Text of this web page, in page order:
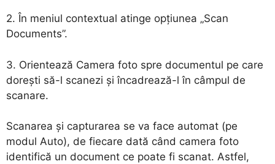
2. În meniul contextual atinge opțiunea „Scan
Documents”.
3. Orientează Camera foto spre documentul pe care
dorești să-l scanezi și încadrează-l în câmpul de
scanare.
Scanarea și capturarea se va face automat (pe
modul Auto), de fiecare dată când camera foto
identifică un document ce poate fi scanat. Astfel,